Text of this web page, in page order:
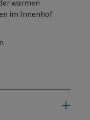
warmen
im Innenhof